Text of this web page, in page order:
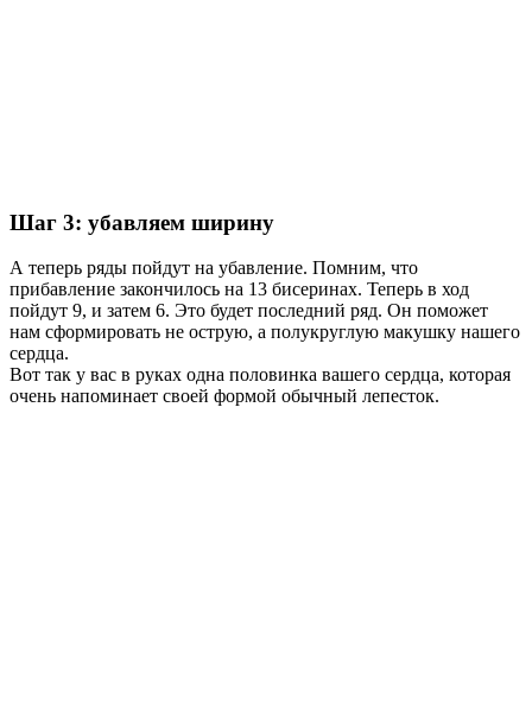
Шаг 3: убавляем ширину
А теперь ряды пойдут на убавление. Помним, что
прибавление закончилось на 13 бисеринах. Теперь в ход
пойдут 9, и затем 6. Это будет последний ряд. Он поможет
нам сформировать не острую, а полукруглую макушку нашего
сердца.
Вот так у вас в руках одна половинка вашего сердца, которая
очень напоминает своей формой обычный лепесток.